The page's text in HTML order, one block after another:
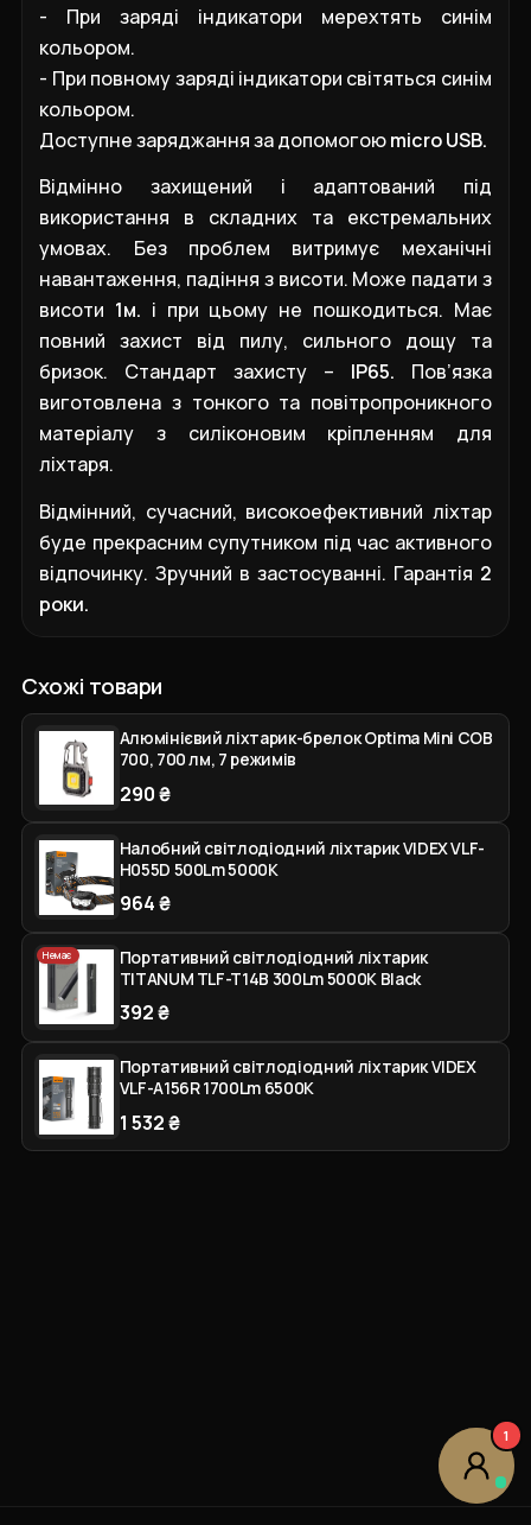
- При заряді індикатори мерехтять синім
кольором.
- При повному заряді індикатори світяться синім
кольором.
Доступне заряджання за допомогоюmicro USB.
Відмінно захищений і адаптований під
використання в складних та екстремальних
умовах. Без проблем витримує механічні
навантаження, падіння з висоти. Може падати з
висоти 1м. і при цьому не пошкодиться. Має
повний захист від пилу, сильного дощу та
бризок. Стандарт захисту – IP65. Пов’язка
виготовлена з тонкого та повітропроникного
матеріалу з силіконовим кріпленням для
ліхтаря.
Відмінний, сучасний, високоефективний ліхтар
буде прекрасним супутником під час активного
відпочинку. Зручний в застосуванні. Гарантія 2
роки.
Схожі товари
Алюмінієвий ліхтарик-брелок Optima Mini COB
700, 700 лм, 7 режимів
290 ₴
Налобний світлодіодний ліхтарик VIDEX VLF-
H055D 500Lm 5000K
964 ₴
Немає
Портативний світлодіодний ліхтарик
TITANUM TLF-T14B 300Lm 5000K Black
392 ₴
Портативний світлодіодний ліхтарик VIDEX
VLF-A156R 1700Lm 6500K
1 532 ₴
1